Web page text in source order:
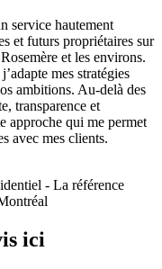
service hautement
et futurs propriétaires sur
et les environs.
mes stratégies
ambitions. Au-delà des
transparence et
approche qui me permet
avec mes clients.
ici